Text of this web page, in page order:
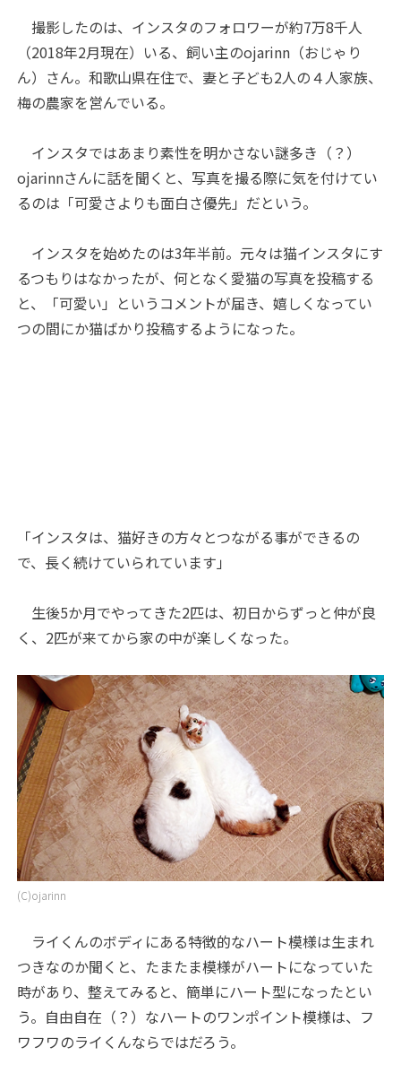
撮影したのは、インスタのフォロワーが約7万8千人
（2018年2月現在）いる、飼い主のojarinn（おじゃり
ん）さん。和歌山県在住で、妻と子ども2人の４人家族、
梅の農家を営んでいる。
インスタではあまり素性を明かさない謎多き（？）
ojarinnさんに話を聞くと、写真を撮る際に気を付けてい
るのは「可愛さよりも面白さ優先」だという。
インスタを始めたのは3年半前。元々は猫インスタにす
るつもりはなかったが、何となく愛猫の写真を投稿する
と、「可愛い」というコメントが届き、嬉しくなってい
つの間にか猫ばかり投稿するようになった。
「インスタは、猫好きの方々とつながる事ができるの
で、長く続けていられています」
生後5か月でやってきた2匹は、初日からずっと仲が良
く、2匹が来てから家の中が楽しくなった。
(C)ojarinn
ライくんのボディにある特徴的なハート模様は生まれ
つきなのか聞くと、たまたま模様がハートになっていた
時があり、整えてみると、簡単にハート型になったとい
う。自由自在（？）なハートのワンポイント模様は、フ
ワフワのライくんならではだろう。